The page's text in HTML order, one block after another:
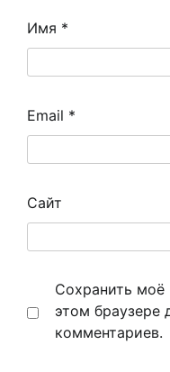
Имя *
Email *
Сайт
Сохранить моё
этом
комментариев.